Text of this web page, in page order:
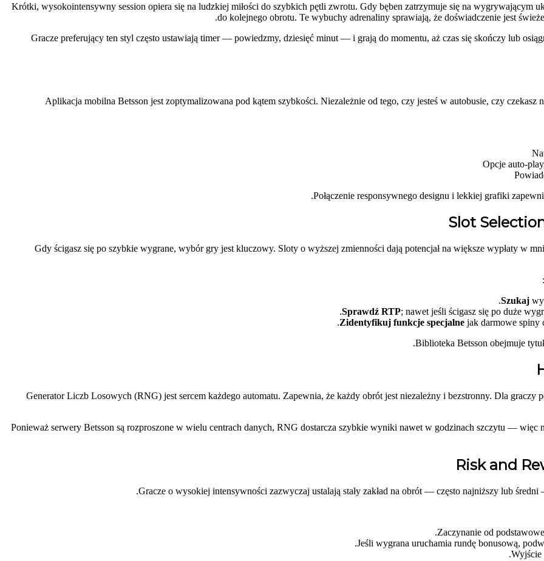
Krótki, wysokointensywny session opiera się na ludzkiej miłości do szybkich pętli zwrotu. Gdy bęben zatrzymuje się na wygrywającym
do kolejnego obrotu. Te wybuchy adrenaliny sprawiają, że doświadczenie jest
Gracze preferujący ten styl często ustawiają timer — powiedzmy, dziesięć minut — i grają do momentu, aż czas się skończy lub
Aplikacja mobilna Betsson jest zoptymalizowana pod kątem szybkości. Niezależnie od tego, czy jesteś w autobusie, czy
Opcje
Połączenie responsywnego designu i lekkiej grafiki
Slot
Gdy ścigasz się po szybkie wygrane, wybór gry jest kluczowy. Sloty o wyższej zmienności dają potencjał na większe wypłaty w
Szukaj
Sprawdź RTP; nawet jeśli ścigasz się po duże
Zidentyfikuj funkcje specjalne jak darmowe spiny
Biblioteka Betsson obejmuje
Generator Liczb Losowych (RNG) jest sercem każdego automatu. Zapewnia, że każdy obrót jest niezależny i bezstronny. Dla
Ponieważ serwery Betsson są rozproszone w wielu centrach danych, RNG dostarcza szybkie wyniki nawet w godzinach szczytu — więc
Risk and
Gracze o wysokiej intensywności zazwyczaj ustalają stały zakład na obrót — często najniższy lub
Zaczynanie od
.
Jeśli wygrana uruchamia rundę bonusową,
Wyjście